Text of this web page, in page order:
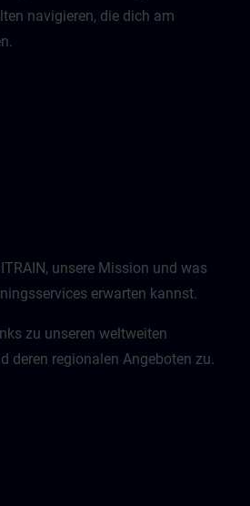
navigieren, die dich am
unsere Mission und was
erwarten kannst.
zu unseren weltweiten
deren regionalen Angeboten zu.